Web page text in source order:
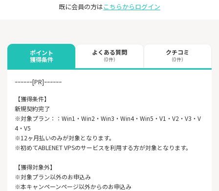
既に会員の方はこちらからログイン
ポイント
獲得条件
よくある質問
（0件）
クチコミ
（0件）
ｰｰｰｰｰｰ[PR]ｰｰｰｰｰｰ
【獲得条件】
新規契約完了
※対象プラン：：Win1・Win2・Win3・Win4・Win5・V1・V2・V3・V
4・V5
※12ヶ月払いのみが対象となります。
※初めてABLENET VPSのサービスを利用する方が対象となります。
【獲得対象外】
※対象プラン以外のお申込み
※本キャンペーンページ以外からのお申込み